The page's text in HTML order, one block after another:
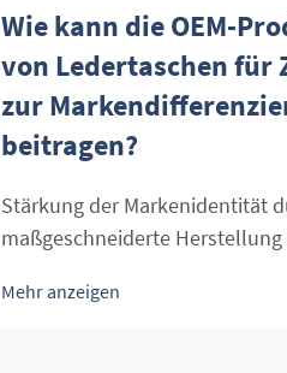
Wie kann die OEM-
von Ledertaschen für
zur
beitragen?
Stärkung der Markenidentität
maßgeschneiderte Herstellung
Zigarrenmarkt entwickelt sich
Mehr anzeigen